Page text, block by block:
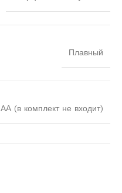
Плавный
АА (в комплект не входит)